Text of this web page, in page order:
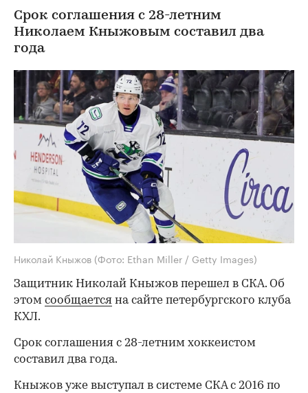
Срок соглашения с 28-летним
Николаем Кныжовым составил два
года
Николай Кныжов (Фото: Ethan Miller / Getty Images)
Защитник Николай Кныжов перешел в СКА. Об
этом сообщается на сайте петербургского клуба
КХЛ.
Срок соглашения с 28-летним хоккеистом
составил два года.
Кныжов уже выступал в системе СКА с 2016 по